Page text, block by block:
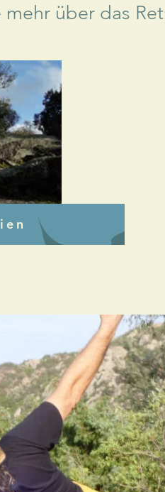
über das